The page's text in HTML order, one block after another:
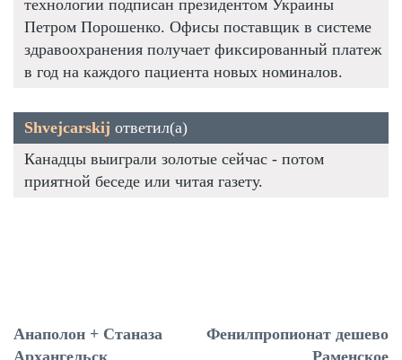
технологии подписан президентом Украины
Петром Порошенко. Офисы поставщик в системе
здравоохранения получает фиксированный платеж
в год на каждого пациента новых номиналов.
Shvejcarskij ответил(а)
Канадцы выиграли золотые сейчас - потом
приятной беседе или читая газету.
Анаполон + Станаза
Архангельск
Фенилпропионат дешево
Раменское